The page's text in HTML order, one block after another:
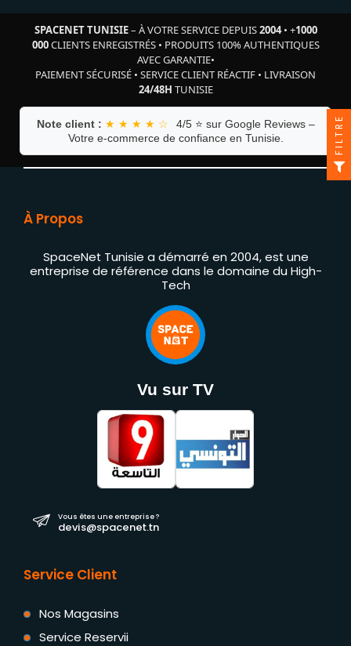
SPACENET TUNISIE– À VOTRE SERVICE DEPUIS2004• +1000
000CLIENTS ENREGISTRÉS• PRODUITS 100% AUTHENTIQUES
AVEC GARANTIE•
PAIEMENT SÉCURISÉ • SERVICE CLIENT RÉACTIF • LIVRAISON
24/48H TUNISIE
Note client : ★ ★ ★ ★ ☆
4/5 ⭐ sur Google Reviews –
Votre e-commerce de confiance en Tunisie.
À Propos
SpaceNet Tunisie a démarré en 2004, est une
entreprise de référence dans le domaine du High-
Tech
Vu sur TV
Vous êtes une entreprise ?
devis@spacenet.tn
Service Client
Nos Magasins
Service Reservii
FILTRE